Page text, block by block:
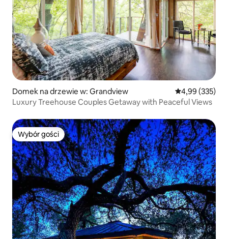
Domek na drzewie w: Grandview Średnia
4,99 (335)
Luxury Treehouse Couples Getaway with Peaceful Views
Wybór gości
Wybór gości